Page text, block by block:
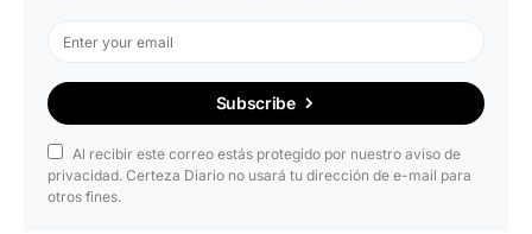
Subscribe
Al recibir este correo estás protegido por nuestro aviso de
privacidad. Certeza Diario no usará tu dirección de e-mail para
otros fines.